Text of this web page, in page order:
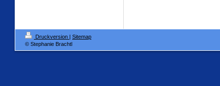
Druckversion | Sitemap
© Stephanie Brachtl